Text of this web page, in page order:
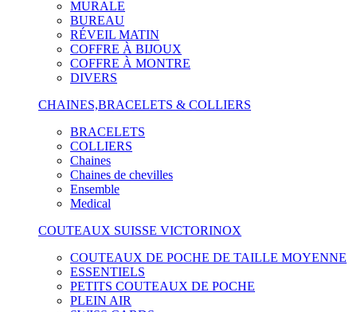
MURALE
BUREAU
RÉVEIL MATIN
COFFRE À BIJOUX
COFFRE À MONTRE
DIVERS
CHAINES,BRACELETS & COLLIERS
BRACELETS
COLLIERS
Chaines
Chaines de chevilles
Ensemble
Medical
COUTEAUX SUISSE VICTORINOX
COUTEAUX DE POCHE DE TAILLE MOYENNE
ESSENTIELS
PETITS COUTEAUX DE POCHE
PLEIN AIR